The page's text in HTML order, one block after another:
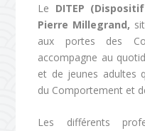
Le DITEP
Pierre Millegrand,
aux portes des
accompagne au
et de jeunes adultes
du Comportement et
Les différents